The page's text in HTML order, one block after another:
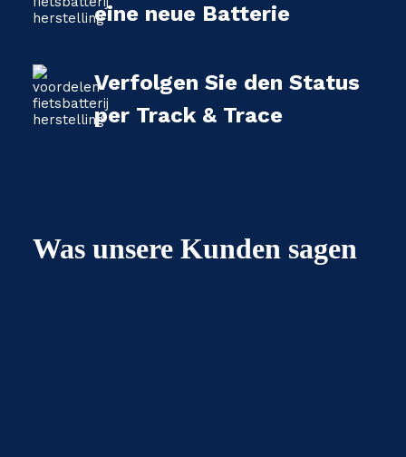
eine neue Batterie
Verfolgen Sie den Status
per Track & Trace
Was unsere Kunden sagen